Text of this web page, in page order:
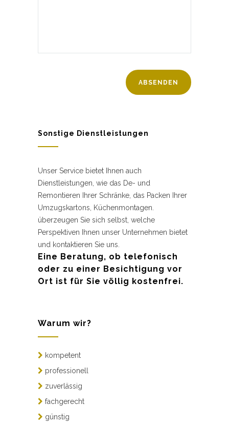
Sonstige Dienstleistungen
Unser Service bietet Ihnen auch
Dienstleistungen, wie das De- und
Remontieren Ihrer Schränke, das Packen Ihrer
Umzugskartons, Küchenmontagen.
überzeugen Sie sich selbst, welche
Perspektiven Ihnen unser Unternehmen bietet
und kontaktieren Sie uns.
Eine Beratung, ob telefonisch
oder zu einer Besichtigung vor
Ort ist für Sie völlig kostenfrei.
Warum wir?
kompetent
professionell
zuverlässig
fachgerecht
günstig